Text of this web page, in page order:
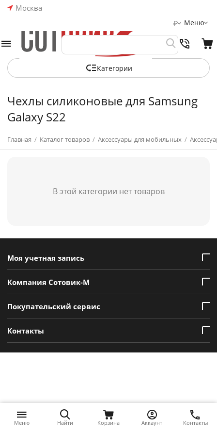
Москва
Меню
₽
Категории
Чехлы силиконовые для Samsung
Galaxy S22
Главная / Каталог товаров / Аксессуары для мобильных /
В этой категории нет товаров
Моя учетная запись
Компания Сотовик-М
Покупательский сервис
Контакты
Меню Найти Корзина Аккаунт Контакты